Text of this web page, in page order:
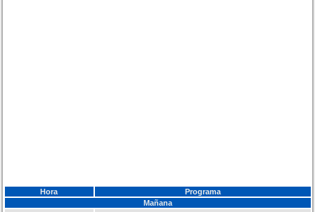
Hora
Programa
Mañana